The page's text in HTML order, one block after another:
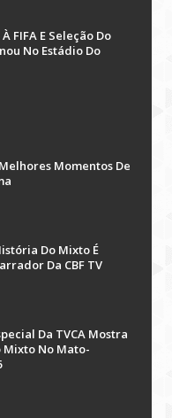
FIFA E Seleção Do
No Estádio Do
Momentos De
Do Mixto É
Da CBF TV
Da TVCA Mostra
Mixto No Mato-